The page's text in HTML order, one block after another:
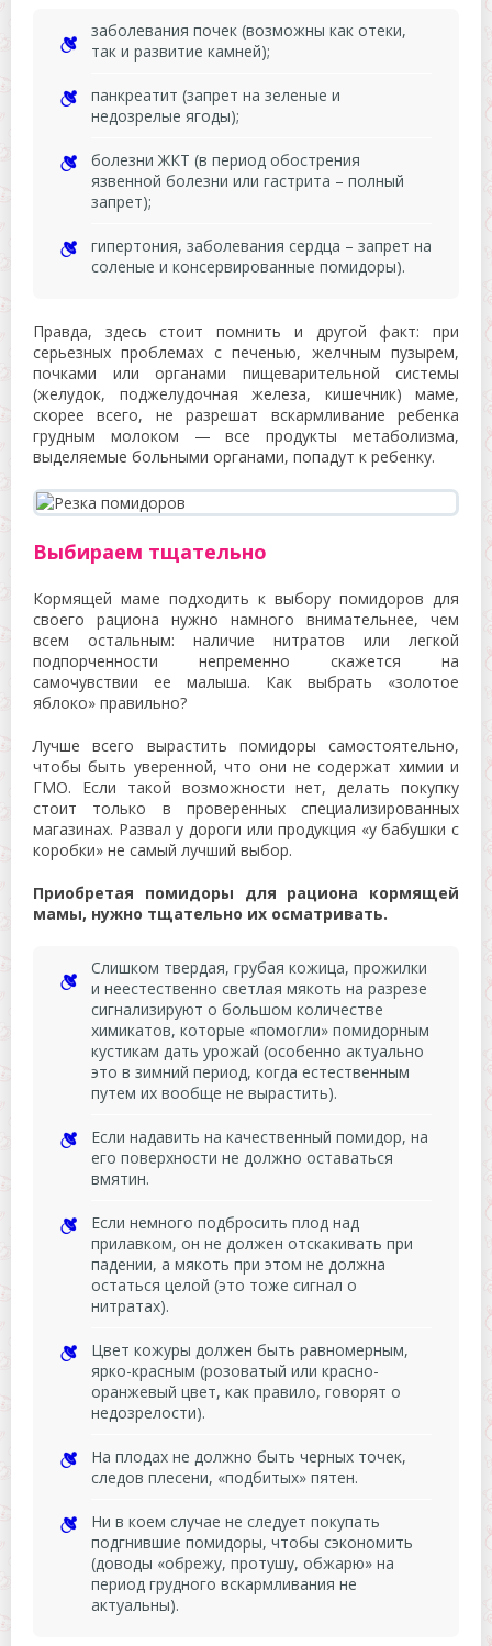
заболевания почек (возможны как отеки,
так и развитие камней);
панкреатит (запрет на зеленые и
недозрелые ягоды);
болезни ЖКТ (в период обострения
язвенной болезни или гастрита – полный
запрет);
гипертония, заболевания сердца – запрет на
соленые и консервированные помидоры).
Правда, здесь стоит помнить и другой факт: при
серьезных проблемах с печенью, желчным пузырем,
почками или органами пищеварительной системы
(желудок, поджелудочная железа, кишечник) маме,
скорее всего, не разрешат вскармливание ребенка
грудным молоком — все продукты метаболизма,
выделяемые больными органами, попадут к ребенку.
Выбираем тщательно
Кормящей маме подходить к выбору помидоров для
своего рациона нужно намного внимательнее, чем
всем остальным: наличие нитратов или легкой
подпорченности непременно скажется на
самочувствии ее малыша. Как выбрать «золотое
яблоко» правильно?
Лучше всего вырастить помидоры самостоятельно,
чтобы быть уверенной, что они не содержат химии и
ГМО. Если такой возможности нет, делать покупку
стоит только в проверенных специализированных
магазинах. Развал у дороги или продукция «у бабушки с
коробки» не самый лучший выбор.
Приобретая помидоры для рациона кормящей
мамы, нужно тщательно их осматривать.
Слишком твердая, грубая кожица, прожилки
и неестественно светлая мякоть на разрезе
сигнализируют о большом количестве
химикатов, которые «помогли» помидорным
кустикам дать урожай (особенно актуально
это в зимний период, когда естественным
путем их вообще не вырастить).
Если надавить на качественный помидор, на
его поверхности не должно оставаться
вмятин.
Если немного подбросить плод над
прилавком, он не должен отскакивать при
падении, а мякоть при этом не должна
остаться целой (это тоже сигнал о
нитратах).
Цвет кожуры должен быть равномерным,
ярко-красным (розоватый или красно-
оранжевый цвет, как правило, говорят о
недозрелости).
На плодах не должно быть черных точек,
следов плесени, «подбитых» пятен.
Ни в коем случае не следует покупать
подгнившие помидоры, чтобы сэкономить
(доводы «обрежу, протушу, обжарю» на
период грудного вскармливания не
актуальны).